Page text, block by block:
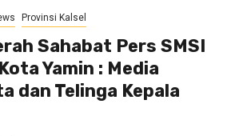
Provinsi Kalsel
Sahabat Pers SMSI
Yamin : Media
dan Telinga Kepala